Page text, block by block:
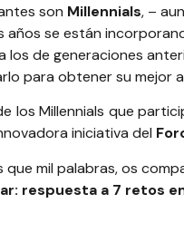
son Millennials, –
años se están
de generaciones
para obtener su mejor
los Millennials que
iniciativa del
que mil palabras, os
respuesta a 7 retos